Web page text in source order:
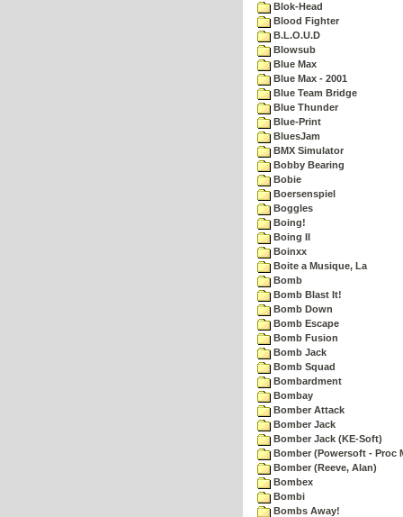
Blok-Head
Blood Fighter
B.L.O.U.D
Blowsub
Blue Max
Blue Max - 2001
Blue Team Bridge
Blue Thunder
Blue-Print
BluesJam
BMX Simulator
Bobby Bearing
Bobie
Boersenspiel
Boggles
Boing!
Boing II
Boinxx
Boite a Musique, La
Bomb
Bomb Blast It!
Bomb Down
Bomb Escape
Bomb Fusion
Bomb Jack
Bomb Squad
Bombardment
Bombay
Bomber Attack
Bomber Jack
Bomber Jack (KE-Soft)
Bomber (Powersoft - Proc
Bomber (Reeve, Alan)
Bombex
Bombi
Bombs Away!